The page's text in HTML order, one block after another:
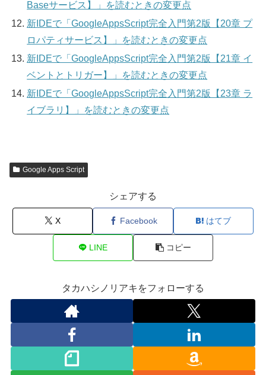
Baseサービス】」を読むときの変更点
新IDEで「GoogleAppsScript完全入門第2版【20章 プ
ロパティサービス】」を読むときの変更点
新IDEで「GoogleAppsScript完全入門第2版【21章 イ
ベントとトリガー】」を読むときの変更点
新IDEで「GoogleAppsScript完全入門第2版【23章 ラ
イブラリ】」を読むときの変更点
Google Apps Script
シェアする
X Facebook はてブ
LINE コピー
タカハシノリアキをフォローする